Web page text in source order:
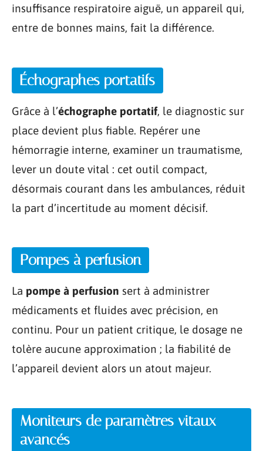
insuffisance respiratoire aiguë, un appareil qui,
entre de bonnes mains, fait la différence.
Échographes portatifs
Grâce à l’échographe portatif, le diagnostic sur
place devient plus fiable. Repérer une
hémorragie interne, examiner un traumatisme,
lever un doute vital : cet outil compact,
désormais courant dans les ambulances, réduit
la part d’incertitude au moment décisif.
Pompes à perfusion
La pompe à perfusion sert à administrer
médicaments et fluides avec précision, en
continu. Pour un patient critique, le dosage ne
tolère aucune approximation ; la fiabilité de
l’appareil devient alors un atout majeur.
Moniteurs de paramètres vitaux
avancés